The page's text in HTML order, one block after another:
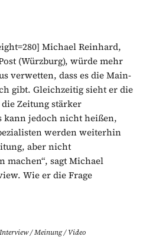
Michael Reinhard,
(Würzburg), würde mehr
verwetten, dass es die Main-
gibt. Gleichzeitig sieht er die
Zeitung stärker
kann jedoch nicht heißen,
werden weiterhin
aber nicht
machen“, sagt Michael
Wie er die Frage
Interview/Meinung/Video